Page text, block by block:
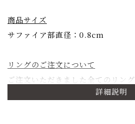
詳細説明
商品サイズ
サファイア部直径：0.8cm
リングのご注文について
ご注文いただきました全てのリン
承ります。ご注文確定よりお届け